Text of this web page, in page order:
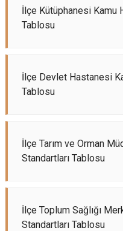
İlçe Kütüphanesi Kamu
Tablosu
İlçe Devlet Hastanesi
Tablosu
İlçe Tarım ve Orman
Standartları Tablosu
İlçe Toplum Sağlığı
Standartları Tablosu